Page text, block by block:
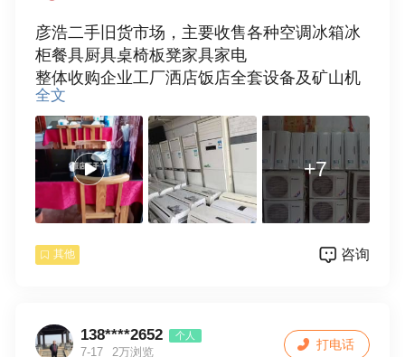
彦浩二手旧货市场，主要收售各种空调冰箱冰
柜餐具厨具桌椅板凳家具家电
整体收购企业工厂洒店饭店全套设备及矿山机
械电力电器废旧物资等等，电话微信同号1337
3904779
全文
+7
其他 咨询
138****2652 个人
7-17 2万浏览
打电话